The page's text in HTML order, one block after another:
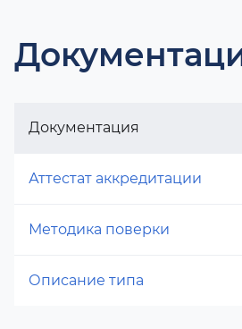
Документация
Аттестат аккредитации
Методика поверки
Описание типа